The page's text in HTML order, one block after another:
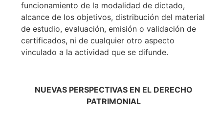
funcionamiento de la modalidad de dictado,
alcance de los objetivos, distribución del material
de estudio, evaluación, emisión o validación de
certificados, ni de cualquier otro aspecto
vinculado a la actividad que se difunde.
NUEVAS PERSPECTIVAS EN EL DERECHO
PATRIMONIAL